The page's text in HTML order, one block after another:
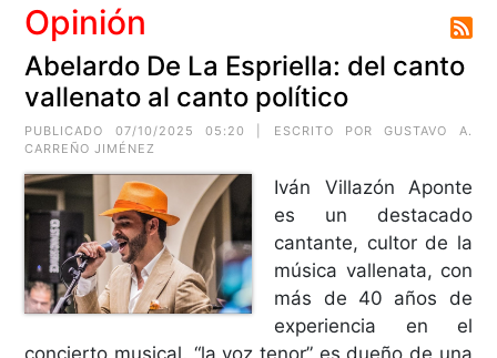
Opinión
Abelardo De La Espriella: del canto
vallenato al canto político
PUBLICADO 07/10/2025 05:20 | ESCRITO PORGUSTAVO A.
CARREÑO JIMÉNEZ
Iván Villazón Aponte
es un destacado
cantante, cultor de la
música vallenata, con
más de 40 años de
experiencia en el
concierto musical, “la voz tenor” es dueño de una